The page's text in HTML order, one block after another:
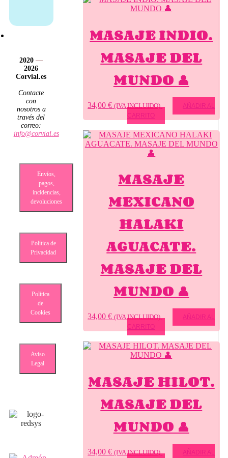
MASAJE INDIO.
MASAJE DEL
MUNDO 👤
34,00€ (IVA INCLUIDO)
AÑADIR AL
CARRITO
MASAJE
MEXICANO
HALAKI
AGUACATE.
MASAJE DEL
MUNDO 👤
34,00€ (IVA INCLUIDO)
AÑADIR AL
CARRITO
MASAJE HILOT.
MASAJE DEL
MUNDO 👤
34,00€ (IVA INCLUIDO)
AÑADIR AL
2020—
2026
Corvial.es
Contacte
con
nosotros a
través del
correo:
info@corvial.es
Envíos,
pagos,
incidencias,
devoluciones
Política de
Privacidad
Política
de
Cookies
Aviso
Legal